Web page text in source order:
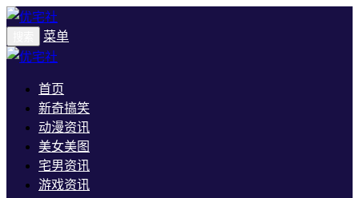
菜单
首页
新奇搞笑
动漫资讯
美女美图
宅男资讯
游戏资讯